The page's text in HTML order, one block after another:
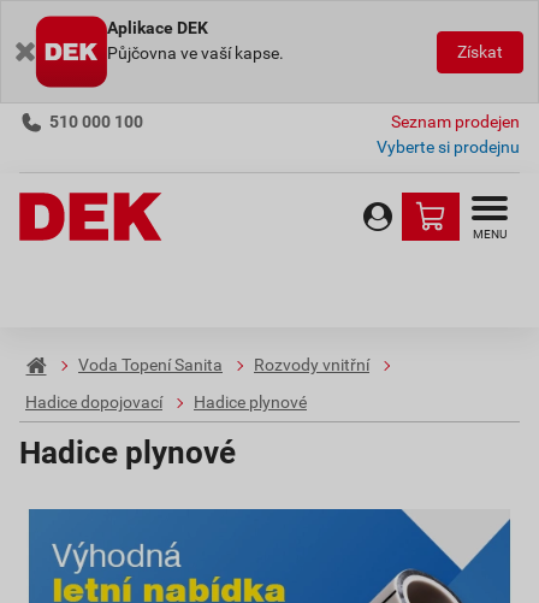
Aplikace DEK
Půjčovna ve vaší kapse.
Získat
510 000 100
Seznam prodejen
Vyberte si prodejnu
MENU
Voda Topení Sanita
Rozvody vnitřní
Hadice dopojovací
Hadice plynové
Hadice plynové